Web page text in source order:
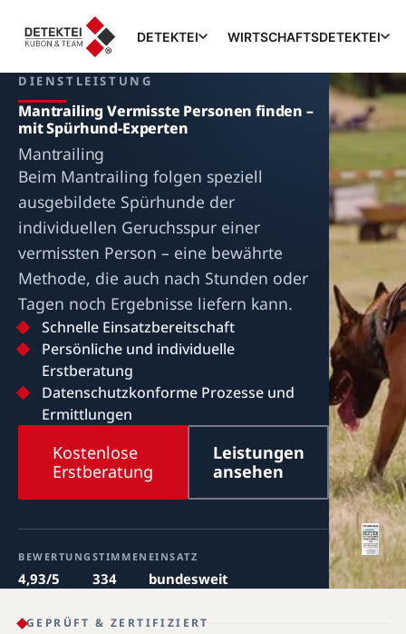
DETEKTEI WIRTSCHAFTSDETEKTEI
DIENSTLEISTUNG
Mantrailing Vermisste Personen finden –
mit Spürhund-Experten
Mantrailing
Beim Mantrailing folgen speziell
ausgebildete Spürhunde der
individuellen Geruchsspur einer
vermissten Person – eine bewährte
Methode, die auch nach Stunden oder
Tagen noch Ergebnisse liefern kann.
Schnelle Einsatzbereitschaft
Persönliche und individuelle
Erstberatung
Datenschutzkonforme Prozesse und
Ermittlungen
Kostenlose
Erstberatung
Leistungen
ansehen
BEWERTUNG
4,93/5
STIMMEN
334
EINSATZ
bundesweit
GEPRÜFT & ZERTIFIZIERT